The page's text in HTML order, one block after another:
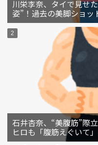
川栄李奈、タイで見せ
姿”！過去の美脚ショッ
石井杏奈、“美腹筋”際
ヒロも「腹筋えぐいて